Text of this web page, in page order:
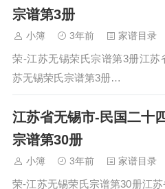
宗谱第3册
小簿 3年前 家谱目录
荣-江苏无锡荣氏宗谱第3册江
苏无锡荣氏宗谱第3册…
江苏省无锡市-民国二十
宗谱第30册
小簿 3年前 家谱目录
荣-江苏无锡荣氏宗谱第30册江